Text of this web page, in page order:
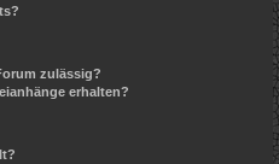
zulässig?
erhalten?